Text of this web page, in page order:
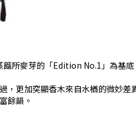
所麥芽的「Edition No.1」為基
更加突顯香木來自水楢的微妙
餘韻。